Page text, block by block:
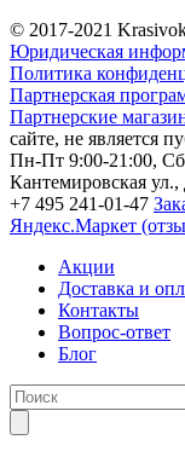
© 2017-2021
Юридическая
Политика
Партнерская
Партнерские
сайте, не является
Пн-Пт 9:00-21:00,
Кантемировская ул.,
+7 495 241-01-47
Яндекс.Маркет
Акции
Доставка и
Контакты
Вопрос-ответ
Блог